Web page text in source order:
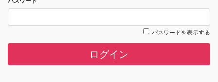
パスワードを表示する
ログイン